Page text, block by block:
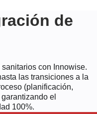
de
con Innowise.
las transiciones a la
(planificación,
el
100%.